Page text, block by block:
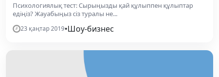
Психологиялық тест: Сырыңызды қай құлыппен құлыптар
едіңіз? Жауабыңыз сіз туралы не...
23 қаңтар 2019•Шоу-бизнес